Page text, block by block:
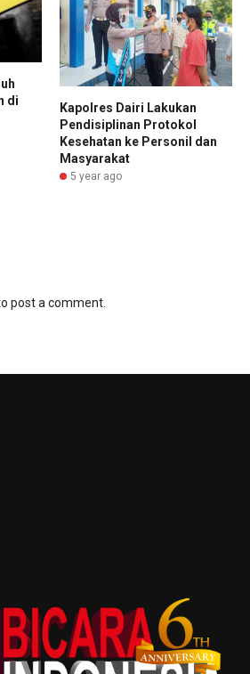
di
Kapolres Dairi Lakukan
Pendisiplinan Protokol
Kesehatan ke Personil dan
Masyarakat
5 year ago
post a comment.